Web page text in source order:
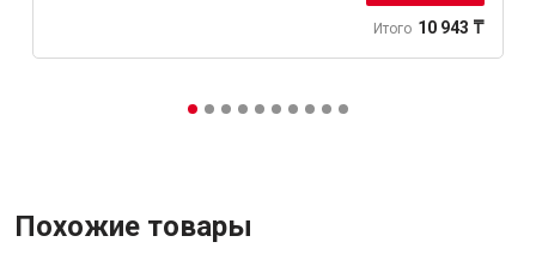
Итого 10 943 ₸
Похожие товары
Оборудование для клининга и уборки